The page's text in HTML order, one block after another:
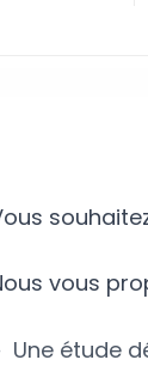
vous
Une étude